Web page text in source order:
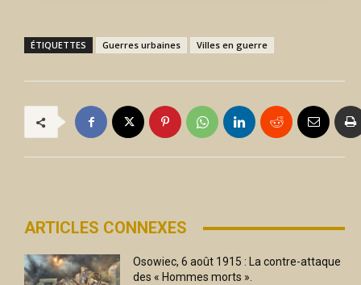
ÉTIQUETTES Guerres urbaines Villes en guerre
ARTICLES CONNEXES
Osowiec, 6 août 1915 : La contre-attaque
des « Hommes morts ».